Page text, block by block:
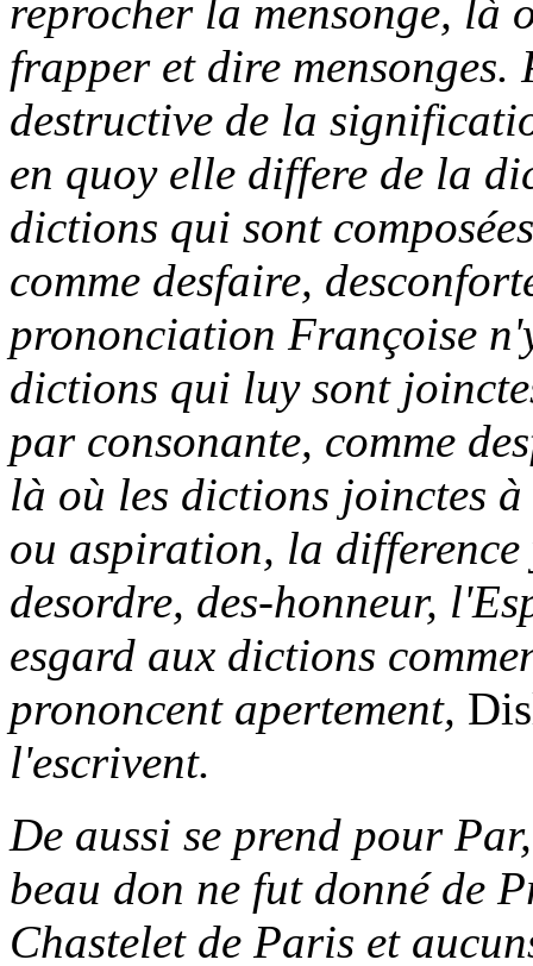
reprocher la mensonge, là
frapper et dire
destructive de la
en quoy elle differe de la
dictions qui sont
comme desfaire,
prononciation Françoise
dictions qui luy sont
par consonante, comme
là où les dictions joinctes
ou aspiration, la difference
desordre, des-honneur,
esgard aux dictions
prononcent apertement,
l'escrivent.
De aussi se prend pour
beau don ne fut donné de
Chastelet de Paris et